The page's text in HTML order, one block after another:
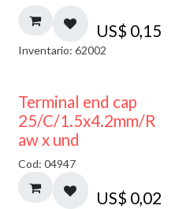
US$ 0,15
Inventario: 62002
Terminal end cap
25/C/1.5x4.2mm/R
aw x und
Cod: 04947
US$ 0,02